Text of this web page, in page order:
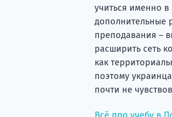
учиться именно в
дополнительные
преподавания –
расширить сеть
как
поэтому
почти не